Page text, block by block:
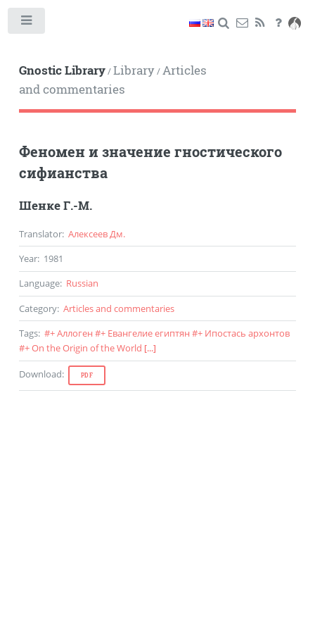
Gnostic Library/Library/Articles
and commentaries
Феномен и значение гностического
сифианства
Шенке Г.-М.
Translator: Алексеев Дм.
Year: 1981
Language: Russian
Category: Articles and commentaries
Tags: #+ Аллоген #+ Евангелие египтян #+ Ипостась архонтов
#+ On the Origin of the World [...]
Download: PDF